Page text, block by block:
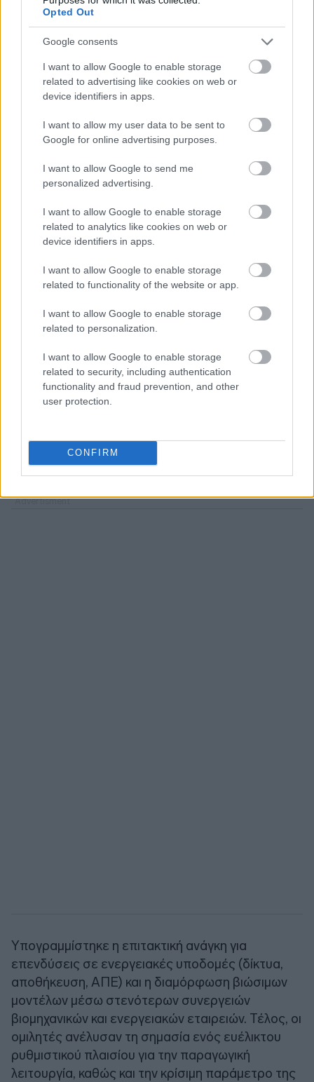
Opted Out
Google consents
I want to allow Google to enable storage
related to advertising like cookies on web or
device identifiers in apps.
I want to allow my user data to be sent to
Google for online advertising purposes.
I want to allow Google to send me
personalized advertising.
I want to allow Google to enable storage
related to analytics like cookies on web or
device identifiers in apps.
I want to allow Google to enable storage
related to functionality of the website or app.
I want to allow Google to enable storage
related to personalization.
I want to allow Google to enable storage
related to security, including authentication
functionality and fraud prevention, and other
user protection.
CONFIRM
και αποστολές, καθώς και ανάδειξη της ελληνικής
βιομηχανίας ως ενιαίου "brand".
4. Ανθρώπινο Δυναμικό και Δεξιότητες:
Πρωτοβουλίες για τη στενή διασύνδεση της
εκπαίδευση, προς αντιμετώπιση των κενών σε
εξειδικευμένο προσωπικό.
Η ελληνική μεταποίηση σήμερα
Στο σχετικό πάνελ συζήτησης, που
πραγματοποιήθηκε κατά τη διάρκεια της
Μενεξόπουλος (Β΄ Αντιπρόεδρος ΕΒΕΘ),
Τμήματος ΔΣ ΕΒΕΑ) και Κωνσταντίνος
Κορωνάκης (Πρόεδρος Μεταποιητικού Τμήματος
ΔΣ ΕΒΕΠ). Κατά τη διάρκεια της συζήτησης, το
ενδιαφέρον περιστράφηκε κυρίως γύρω από το
ενεργειακό ζήτημα, το οποίο αναδείχθηκε ως η
κορυφαία πρόκληση για την ανταγωνιστικότητα
ιδιαιτερότητες της Βόρειας Ελλάδας και τη
μεταλιγνιτική μετάβαση.
Υπογραμμίστηκε η επιτακτική ανάγκη για
επενδύσεις σε ενεργειακές υποδομές (δίκτυα,
αποθήκευση, ΑΠΕ) και η διαμόρφωση βιώσιμων
μοντέλων μέσω στενότερων συνεργειών
βιομηχανικών και ενεργειακών εταιρειών. Τέλος, οι
ομιλητές ανέλυσαν τη σημασία ενός ευέλικτου
ρυθμιστικού πλαισίου για την παραγωγική
λειτουργία, καθώς και την κρίσιμη παράμετρο της